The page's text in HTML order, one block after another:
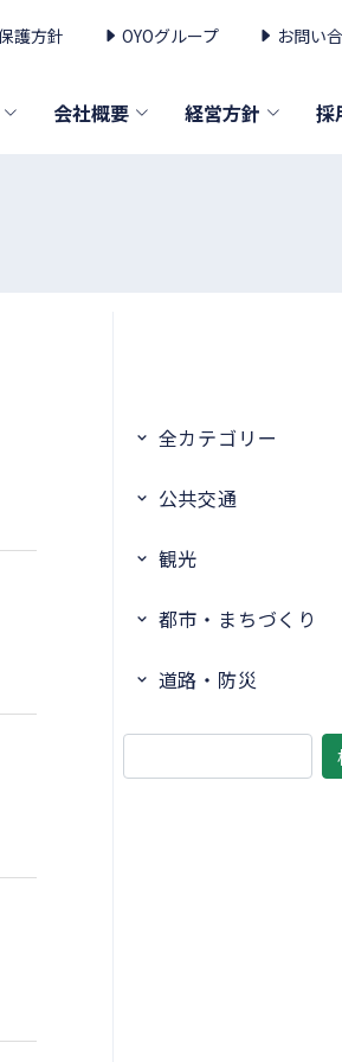
護方針 OYOグループ お問い
会社概要 経営方針 採
全カテゴリー
公共交通
観光
都市・まちづくり
道路・防災